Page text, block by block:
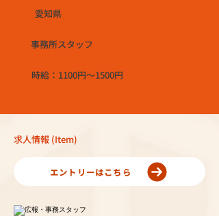
愛知県
事務所スタッフ
時給：1100円～1500円
求人情報 (Item)
エントリーはこちら